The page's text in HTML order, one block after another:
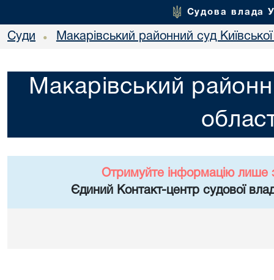
Судова влада
Суди • Макарівський районний суд Київської
Макарівський
Отримуйте інформацію лише
Єдиний Контакт-центр судової